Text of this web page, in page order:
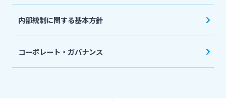
お問い合わせ先一覧
English
内部統制に関する基本方針
コーポレート・ガバナンス